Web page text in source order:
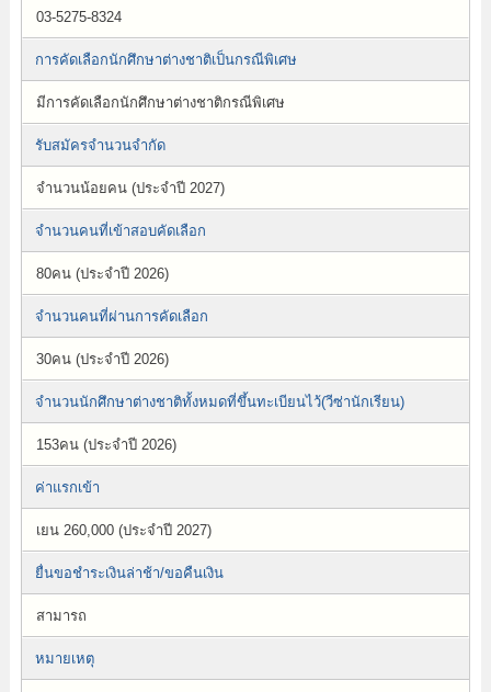
03-5275-8324
การคัดเลือกนักศึกษาต่างชาติเป็นกรณีพิเศษ
มีการคัดเลือกนักศึกษาต่างชาติกรณีพิเศษ
รับสมัครจำนวนจำกัด
จำนวนน้อยคน (ประจำปี 2027)
จำนวนคนที่เข้าสอบคัดเลือก
80คน (ประจำปี 2026)
จำนวนคนที่ผ่านการคัดเลือก
30คน (ประจำปี 2026)
จำนวนนักศึกษาต่างชาติทั้งหมดที่ขึ้นทะเบียนไว้(วีซ่านักเรียน)
153คน (ประจำปี 2026)
ค่าแรกเข้า
เยน 260,000 (ประจำปี 2027)
ยื่นขอชำระเงินล่าช้า/ขอคืนเงิน
สามารถ
หมายเหตุ